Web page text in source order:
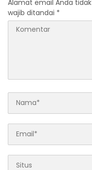
Alamat email Anda
wajib ditandai *